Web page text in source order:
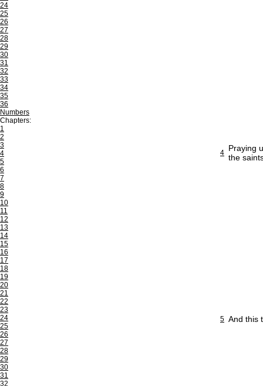
24
25
26
27
28
29
30
31
32
33
34
35
36
Numbers
Chapters:
1
2
3
4
5
6
7
8
9
10
11
12
13
14
15
16
17
18
19
20
21
22
23
24
25
26
27
28
29
30
31
32
4 Praying
the
5 And this